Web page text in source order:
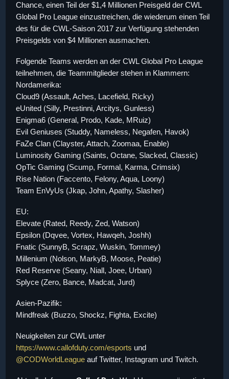
Chance, einen Teil der $1,4 Millionen Preisgeld der CWL
Global Pro League einzustreichen, die wiederum einen Teil
des für die CWL-Saison 2017 zur Verfügung stehenden
Preisgelds von $4 Millionen ausmachen.
Folgende Teams werden an der CWL Global Pro League
teilnehmen, die Teammitglieder stehen in Klammern:
Nordamerika:
Cloud9 (Assault, Aches, Lacefield, Ricky)
eUnited (Silly, Prestinni, Arcitys, Gunless)
Enigma6 (General, Prodo, Kade, MRuiz)
Evil Geniuses (Studdy, Nameless, Negafen, Havok)
FaZe Clan (Clayster, Attach, Zoomaa, Enable)
Luminosity Gaming (Saints, Octane, Slacked, Classic)
OpTic Gaming (Scump, Formal, Karma, Crimsix)
Rise Nation (Faccento, Felony, Aqua, Loony)
Team EnVyUs (Jkap, John, Apathy, Slasher)
EU:
Elevate (Rated, Reedy, Zed, Watson)
Epsilon (Dqvee, Vortex, Hawqeh, Joshh)
Fnatic (SunnyB, Scrapz, Wuskin, Tommey)
Millenium (Nolson, MarkyB, Moose, Peatie)
Red Reserve (Seany, Niall, Joee, Urban)
Splyce (Zero, Bance, Madcat, Jurd)
Asien-Pazifik:
Mindfreak (Buzzo, Shockz, Fighta, Excite)
Neuigkeiten zur CWL unter
https://www.callofduty.com/esports und
@CODWorldLeague auf Twitter, Instagram und Twitch.